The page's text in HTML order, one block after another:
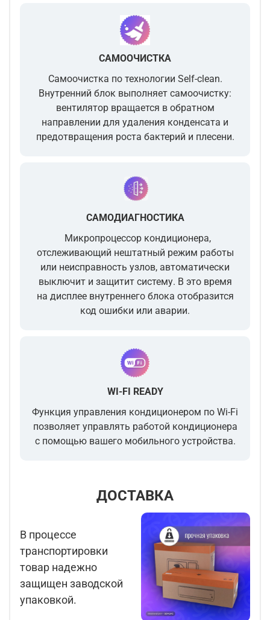
САМООЧИСТКА
Самоочистка по технологии Self-clean.
Внутренний блок выполняет самоочистку:
вентилятор вращается в обратном
направлении для удаления конденсата и
предотвращения роста бактерий и плесени.
САМОДИАГНОСТИКА
Микропроцессор кондиционера,
отслеживающий нештатный режим работы
или неисправность узлов, автоматически
выключит и защитит систему. В это время
на дисплее внутреннего блока отобразится
код ошибки или аварии.
WI-FI READY
Функция управления кондиционером по Wi-Fi
позволяет управлять работой кондиционера
с помощью вашего мобильного устройства.
ДОСТАВКА
В процессе
транспортировки
товар надежно
защищен заводской
упаковкой.